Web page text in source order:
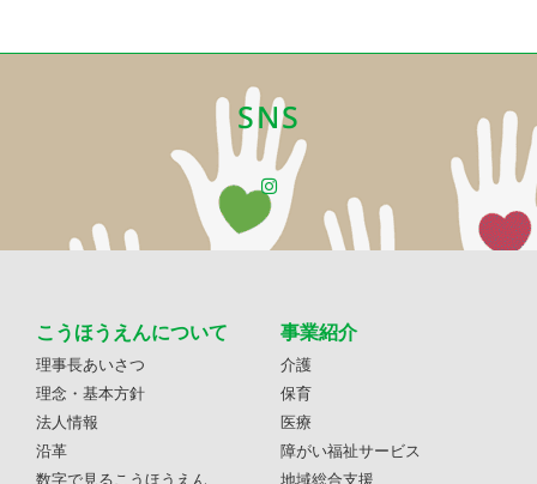
SNS
こうほうえんについて
理事長あいさつ
理念・基本方針
法人情報
沿革
数字で見るこうほうえん
事業紹介
介護
保育
医療
障がい福祉サービス
地域総合支援